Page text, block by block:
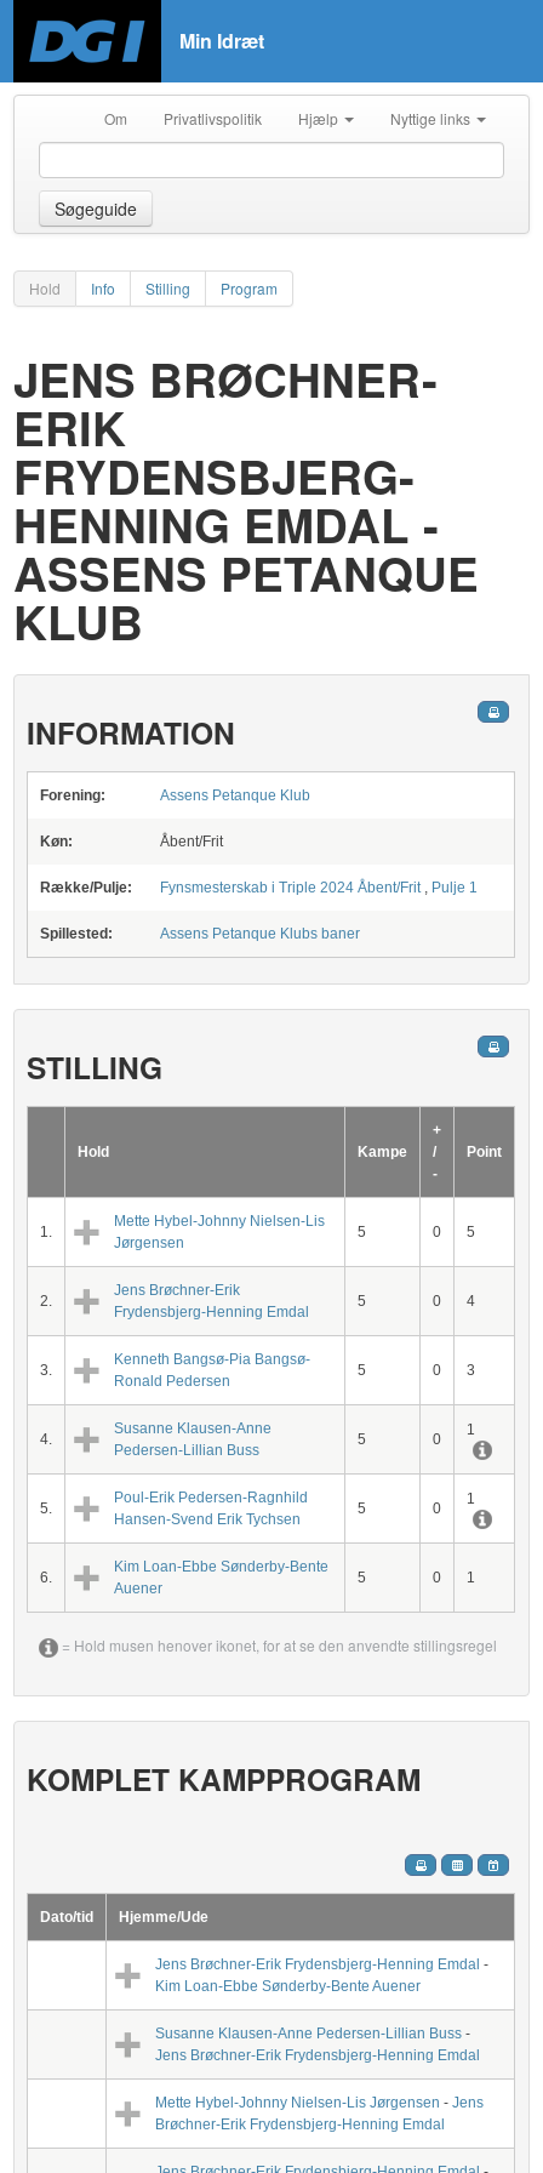
Min Idræt
Om Privatlivspolitik Hjælp Nyttige links
Søgeguide
Hold Info Stilling Program
JENS BRØCHNER-
ERIK
FRYDENSBJERG-
HENNING EMDAL -
ASSENS PETANQUE
KLUB
INFORMATION
Forening: Assens Petanque Klub
Køn: Åbent/Frit
Række/Pulje: Fynsmesterskab i Triple 2024 Åbent/Frit, Pulje 1
Spillested: Assens Petanque Klubs baner
STILLING
Hold Kampe
+
/
-
Point
1.
Mette Hybel-Johnny Nielsen-Lis
Jørgensen
5 0 5
2.
Jens Brøchner-Erik
Frydensbjerg-Henning Emdal
5 0 4
3.
Kenneth Bangsø-Pia Bangsø-
Ronald Pedersen
5 0 3
4.
Susanne Klausen-Anne
Pedersen-Lillian Buss
5 0
1
5.
Poul-Erik Pedersen-Ragnhild
Hansen-Svend Erik Tychsen
5 0
1
6.
Kim Loan-Ebbe Sønderby-Bente
Auener
5 0 1
= Hold musen henover ikonet, for at se den anvendte stillingsregel
KOMPLET KAMPPROGRAM
Dato/tid Hjemme/Ude
Jens Brøchner-Erik Frydensbjerg-Henning Emdal -
Kim Loan-Ebbe Sønderby-Bente Auener
Susanne Klausen-Anne Pedersen-Lillian Buss -
Jens Brøchner-Erik Frydensbjerg-Henning Emdal
Mette Hybel-Johnny Nielsen-Lis Jørgensen -Jens
Brøchner-Erik Frydensbjerg-Henning Emdal